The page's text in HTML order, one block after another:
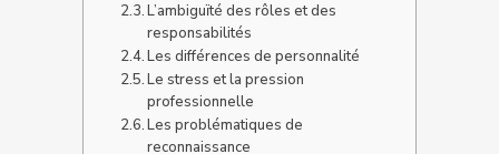
L’ambiguïté des rôles et des
responsabilités
Les différences de personnalité
Le stress et la pression
professionnelle
Les problématiques de
reconnaissance